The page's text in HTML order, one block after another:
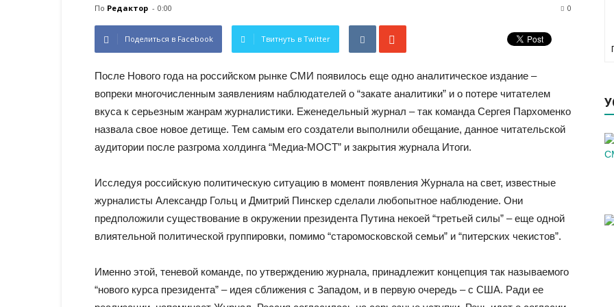
По Редактор - 0:00 0
Поделиться в Facebook Твитнуть в Twitter
После Нового года на российском рынке СМИ появилось еще одно аналитическое издание –
вопреки многочисленным заявлениям наблюдателей о “закате аналитики” и о потере читателем
вкуса к серьезным жанрам журналистики. Еженедельный журнал – так команда Сергея Пархоменко
назвала свое новое детище. Тем самым его создатели выполнили обещание, данное читательской
аудитории после разгрома холдинга “Медиа-МОСТ” и закрытия журнала Итоги.
Исследуя российскую политическую ситуацию в момент появления Журнала на свет, известные
журналисты Александр Гольц и Дмитрий Пинскер сделали любопытное наблюдение. Они
предположили существование в окружении президента Путина некоей “третьей силы” – еще одной
влиятельной политической группировки, помимо “старомосковской семьи” и “питерских чекистов”.
Именно этой, теневой команде, по утверждению журнала, принадлежит концепция так называемого
“нового курса президента” – идея сближения с Западом, и в первую очередь – с США. Ради ее